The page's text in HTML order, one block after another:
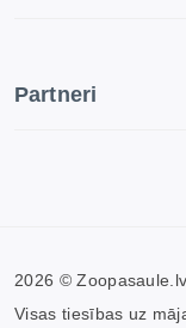
Partneri
2026 ©
Visas tiesības uz